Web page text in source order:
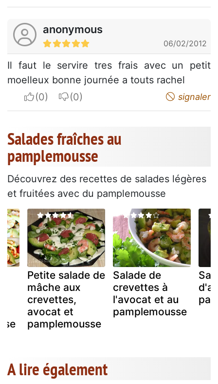
anonymous
06/02/2012
Il faut le servire tres frais avec un petit
moelleux bonne journée a touts rachel
I apreciateI do not appreciate signaler
Salades fraîches au
pamplemousse
Découvrez des recettes de salades légères
et fruitées avec du pamplemousse
Petite salade de
mâche aux
crevettes,
avocat et
pamplemousse
Salade de
crevettes à
l'avocat et au
pamplemousse
A lire également